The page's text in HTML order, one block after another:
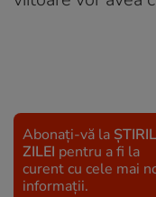
Abonați-vă la
ZILEI pentru a fi la
curent cu cele mai
informații.